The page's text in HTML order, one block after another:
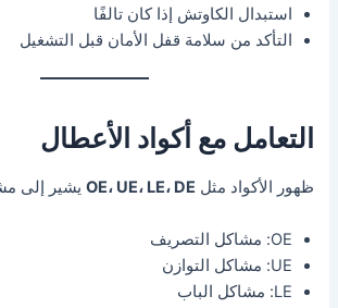
استبدال الكاوتش إذا كان تالفًا
التأكد من سلامة قفل الأمان قبل التشغيل
التعامل مع أكواد الأعطال
ظهور الأكواد مثل OE، UE، LE، DE يشير إلى
OE: مشاكل التصريف
UE: مشاكل التوازن
LE: مشاكل الباب